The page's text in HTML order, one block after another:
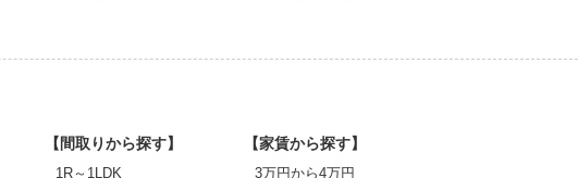
【間取りから探す】
1R～1LDK
【家賃から探す】
3万円から4万円